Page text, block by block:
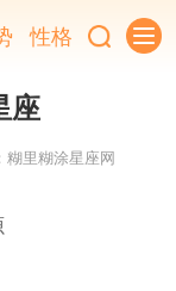
性格
座
糊里糊涂星座网